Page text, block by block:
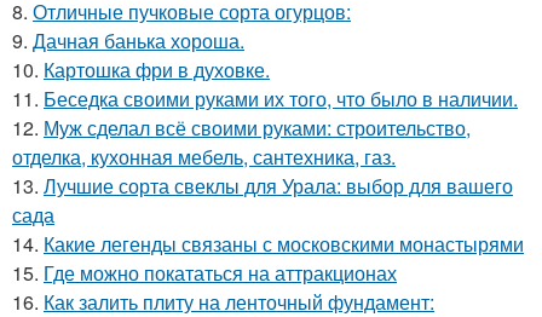
8. Отличные пучковые сорта огурцов:
9. Дачная банька хороша.
10. Картошка фри в духовке.
11. Беседка своими руками их того, что было в наличии.
12. Муж сделал всё своими руками: строительство,
отделка, кухонная мебель, сантехника, газ.
13. Лучшие сорта свеклы для Урала: выбор для вашего
сада
14. Какие легенды связаны с московскими монастырями
15. Где можно покататься на аттракционах
16. Как залить плиту на ленточный фундамент: